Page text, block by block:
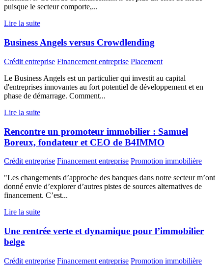
puisque le secteur comporte,...
Lire la suite
Business Angels versus Crowdlending
Crédit entreprise Financement entreprise Placement
Le Business Angels est un particulier qui investit au capital
d'entreprises innovantes au fort potentiel de développement et en
phase de démarrage. Comment...
Lire la suite
Rencontre un promoteur immobilier : Samuel
Boreux, fondateur et CEO de B4IMMO
Crédit entreprise Financement entreprise Promotion immobilière
"Les changements d’approche des banques dans notre secteur m’ont
donné envie d’explorer d’autres pistes de sources alternatives de
financement. C’est...
Lire la suite
Une rentrée verte et dynamique pour l’immobilier
belge
Crédit entreprise Financement entreprise Promotion immobilière